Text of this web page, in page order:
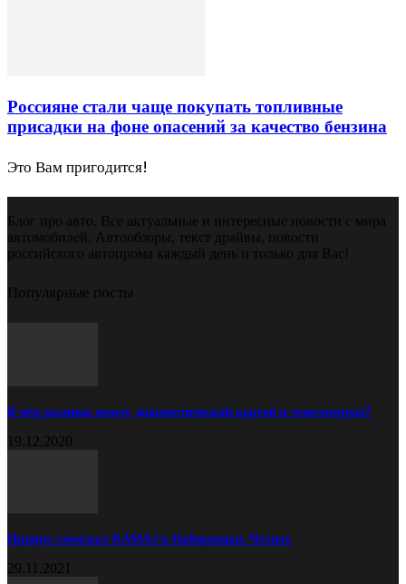
Россияне стали чаще покупать топливные
присадки на фоне опасений за качество бензина
Это Вам пригодится!
Блог про авто. Все актуальные и интересные новости с мира
автомобилей. Автообзоры, текст драйвы, новости
российского автопрома каждый день и только для Вас!
Популярные посты
В чём разница между диагностической картой и техосмотром?
19.12.2020
Прицеп самосвал КАМАЗ в Набережных Челнах
29.11.2021